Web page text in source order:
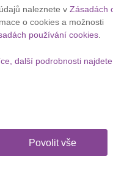
tak zároveň ukázal, jak
v běžném
cenu Guinnessu
indexu.
na vaší
naleznete v Zásadách
o cookies a možnosti
používání cookies.
další podrobnosti najdete
Povolit vše